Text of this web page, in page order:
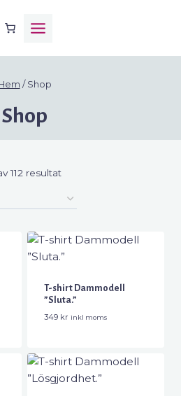
/ Shop
Shop
112 resultatSortera
T-shirt Dammodell
”Sluta.”
349 kr inkl moms